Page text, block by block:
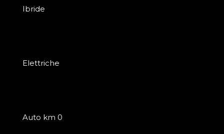
Ibride
Elettriche
Auto km 0